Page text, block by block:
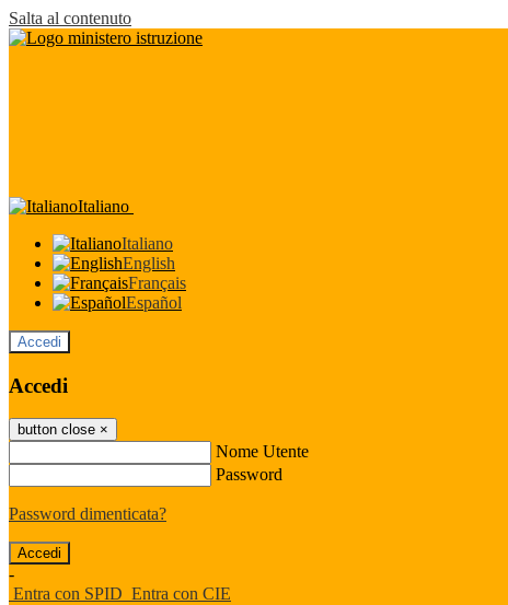
Salta al contenuto
Italiano
Italiano
English
Français
Español
Accedi
Accedi
button close ×
Nome Utente
Password
Password dimenticata?
-
Entra con SPID Entra con CIE